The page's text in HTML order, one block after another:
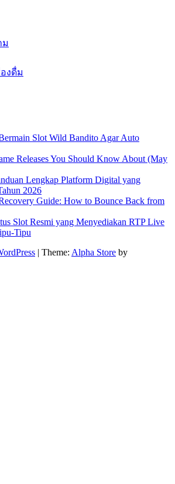
ม
งดื่ม
Slot Wild Bandito Agar Auto
Releases You Should Know About (May
Lengkap Platform Digital yang
2026
Guide: How to Bounce Back from
Slot Resmi yang Menyediakan RTP Live
Tipu
| Theme: Alpha Store by